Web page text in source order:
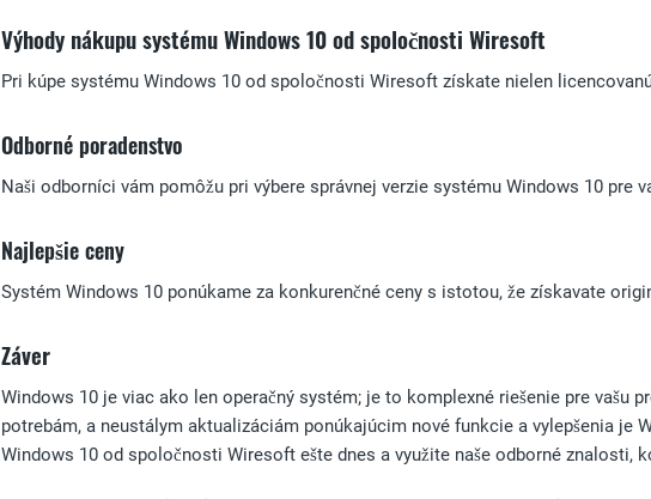
Výhody nákupu systému Windows 10 od spoločnosti Wiresoft
Pri kúpe systému Windows 10 od spoločnosti Wiresoft získate nielen
Odborné poradenstvo
Naši odborníci vám pomôžu pri výbere správnej verzie systému Windows 10 pre
Najlepšie ceny
Systém Windows 10 ponúkame za konkurenčné ceny s istotou, že získavate
Záver
Windows 10 je viac ako len operačný systém; je to komplexné riešenie pre vašu
potrebám, a neustálym aktualizáciám ponúkajúcim nové funkcie a vylepšenia
Windows 10 od spoločnosti Wiresoft ešte dnes a využite naše odborné znalosti,